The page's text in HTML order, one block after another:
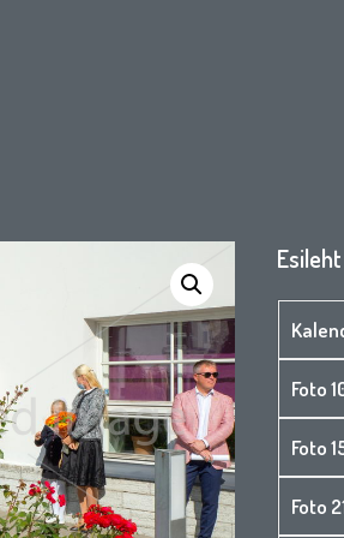
Esileht
Foto
Foto
Foto